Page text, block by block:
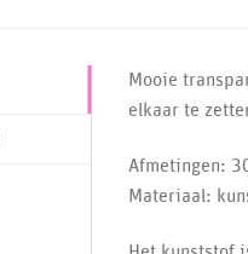
Mooie
elkaar te
Afmetingen:
Materiaal: